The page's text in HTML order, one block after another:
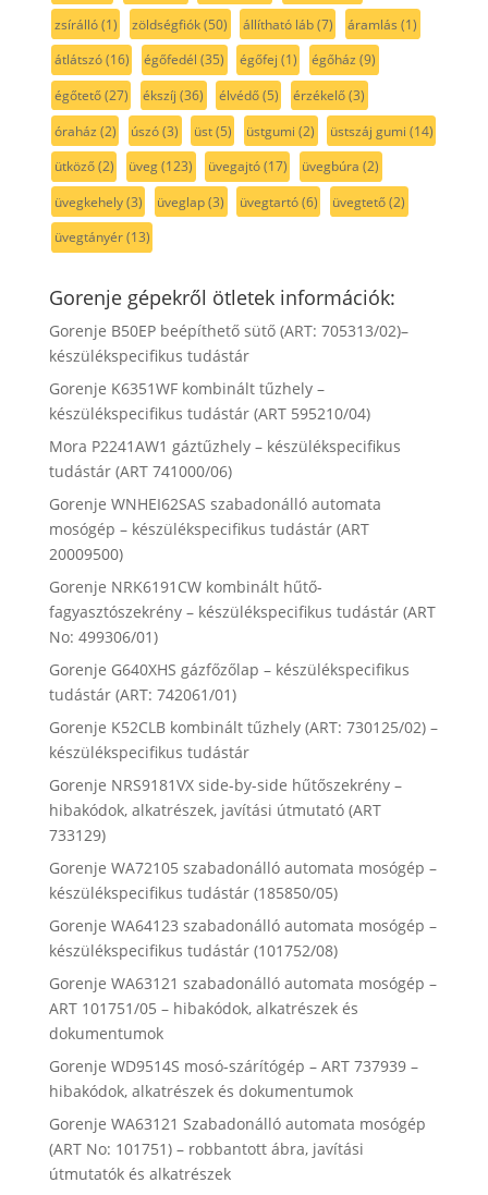
zsírálló(1) zöldségfiók(50) állítható láb(7) áramlás (1)
átlátszó(16) égőfedél (35) égőfej (1) égőház (9)
égőtető(27) ékszíj (36) élvédő(5) érzékelő(3)
óraház (2) úszó(3) üst(5) üstgumi (2) üstszáj gumi (14)
ütköző(2) üveg(123) üvegajtó(17) üvegbúra (2)
üvegkehely(3) üveglap(3) üvegtartó(6) üvegtető(2)
üvegtányér(13)
Gorenje gépekről ötletek információk:
Gorenje B50EP beépíthető sütő (ART: 705313/02)–
készülékspecifikus tudástár
Gorenje K6351WF kombinált tűzhely –
készülékspecifikus tudástár (ART 595210/04)
Mora P2241AW1 gáztűzhely – készülékspecifikus
tudástár (ART 741000/06)
Gorenje WNHEI62SAS szabadonálló automata
mosógép – készülékspecifikus tudástár (ART
20009500)
Gorenje NRK6191CW kombinált hűtő-
fagyasztószekrény – készülékspecifikus tudástár (ART
No: 499306/01)
Gorenje G640XHS gázfőzőlap – készülékspecifikus
tudástár (ART: 742061/01)
Gorenje K52CLB kombinált tűzhely (ART: 730125/02) –
készülékspecifikus tudástár
Gorenje NRS9181VX side-by-side hűtőszekrény –
hibakódok, alkatrészek, javítási útmutató (ART
733129)
Gorenje WA72105 szabadonálló automata mosógép –
készülékspecifikus tudástár (185850/05)
Gorenje WA64123 szabadonálló automata mosógép –
készülékspecifikus tudástár (101752/08)
Gorenje WA63121 szabadonálló automata mosógép –
ART 101751/05 – hibakódok, alkatrészek és
dokumentumok
Gorenje WD9514S mosó-szárítógép – ART 737939 –
hibakódok, alkatrészek és dokumentumok
Gorenje WA63121 Szabadonálló automata mosógép
(ART No: 101751) – robbantott ábra, javítási
útmutatók és alkatrészek